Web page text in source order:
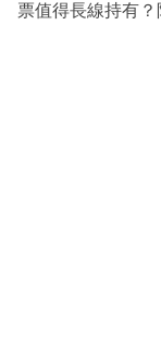
票值得長線持有？